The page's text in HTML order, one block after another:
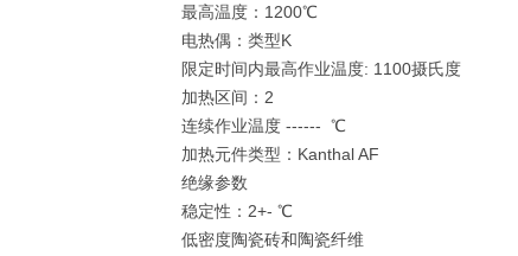
最高温度：1200℃
电热偶：类型K
限定时间内最高作业温度: 1100摄氏度
加热区间：2
连续作业温度 ------ ℃
加热元件类型：Kanthal AF
绝缘参数
稳定性：2+- ℃
低密度陶瓷砖和陶瓷纤维